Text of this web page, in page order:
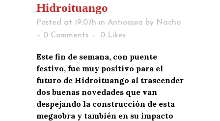
Hidroituango
Posted at 19:07h in Antioquia by Nacho
0 Comments
0 Likes
Este fin de semana, con puente
festivo, fue muy positivo para el
futuro de Hidroituango al trascender
dos buenas novedades que van
despejando la construcción de esta
megaobra y también en su impacto